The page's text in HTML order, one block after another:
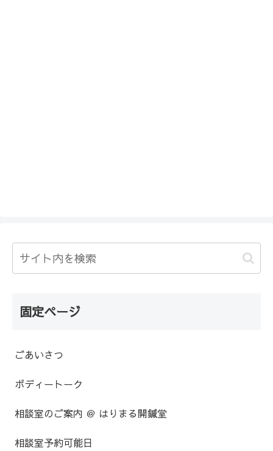
固定ページ
ごあいさつ
ボディートーク
相談室のご案内 ＠ はりまる開鍼堂
相談室予約可能日